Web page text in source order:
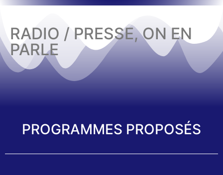
RADIO / PRESSE, ON EN
PARLE
PROGRAMMES PROPOSÉS